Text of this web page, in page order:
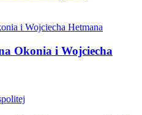
Okonia i Wojciecha